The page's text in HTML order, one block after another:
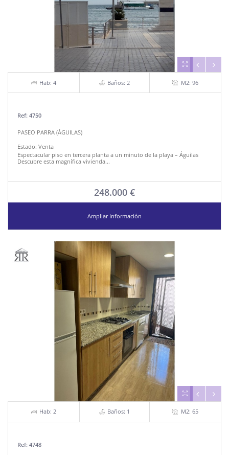
Hab: 4 Baños: 2 M2: 96
Ref: 4750
PASEO PARRA (ÁGUILAS)
Estado: Venta
Espectacular piso en tercera planta a un minuto de la playa – Águilas
Descubre esta magnífica vivienda...
248.000 €
Ampliar Información
Hab: 2 Baños: 1 M2: 65
Ref: 4748